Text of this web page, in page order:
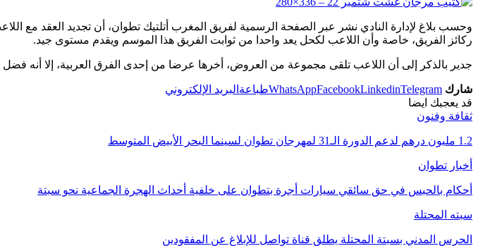
وحسب بلاغ لإدارة النادي نشر عبر الصفحة الرسمية لفريق المغرب أتلتيك تطوان، أن تجديد العقد مع
ركائز الفريق، خاصة وأن اللاعب لكحل يعد واحدا من ثوابت الفريق هذا الموسم ويقدم مستوى جيد.
جدير بالذكر إلى أن اللاعب تلقى مجموعة من العروض، أخرها عرضا من إحدى الفرق العربية، إلا أنه
شارك WhatsAppFacebookLinkedinTelegram طباعة البريد الإلكتروني
قد يعجبك ايضا
ثقافة وفنون
1.2 مليون درهم لدعم الدورة الـ31 لمهرجان تطوان لسينما البحر الأبيض المتوسط
أخبار تطوان
أحكام بالحبس في حق سائقي سيارات أجرة بتطوان على خلفية أحداث الهجرة الجماعية نحو سبتة
سبته المحتلة
الحرس المدني بسبتة المحتلة يطلق قناة تواصل للإبلاغ عن المفقودين